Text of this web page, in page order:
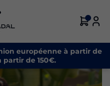
européenne à partir de
partir de 150€.